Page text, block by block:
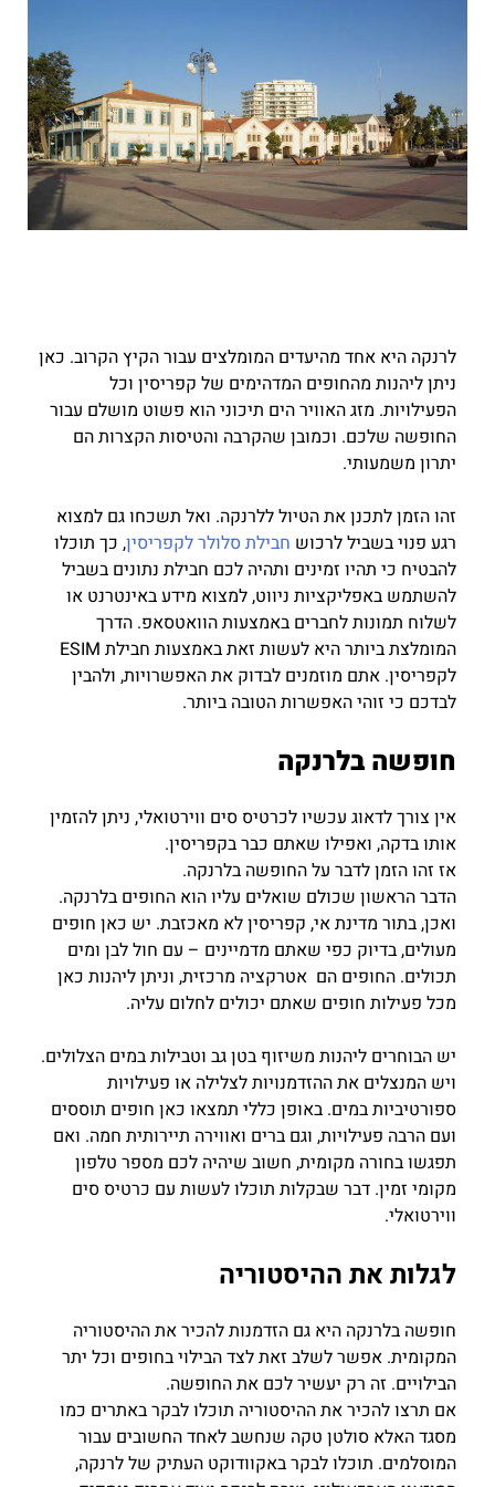
לרנקה היא אחד מהיעדים המומלצים עבור הקיץ הקרוב. כאן
ניתן ליהנות מהחופים המדהימים של קפריסין וכל
הפעילויות. מזג האוויר הים תיכוני הוא פשוט מושלם עבור
החופשה שלכם. וכמובן שהקרבה והטיסות הקצרות הם
יתרון משמעותי.
זהו הזמן לתכנן את הטיול ללרנקה. ואל תשכחו גם למצוא
רגע פנוי בשביל לרכוש חבילת סלולר לקפריסין, כך תוכלו
להבטיח כי תהיו זמינים ותהיה לכם חבילת נתונים בשביל
להשתמש באפליקציות ניווט, למצוא מידע באינטרנט או
לשלוח תמונות לחברים באמצעות הוואטסאפ. הדרך
המומלצת ביותר היא לעשות זאת באמצעות חבילת ESIM
לקפריסין. אתם מוזמנים לבדוק את האפשרויות, ולהבין
לבדכם כי זוהי האפשרות הטובה ביותר.
חופשה בלרנקה
אין צורך לדאוג עכשיו לכרטיס סים ווירטואלי, ניתן להזמין
אותו בדקה, ואפילו שאתם כבר בקפריסין.
אז זהו הזמן לדבר על החופשה בלרנקה.
הדבר הראשון שכולם שואלים עליו הוא החופים בלרנקה.
ואכן, בתור מדינת אי, קפריסין לא מאכזבת. יש כאן חופים
מעולים, בדיוק כפי שאתם מדמיינים – עם חול לבן ומים
תכולים. החופים הם אטרקציה מרכזית, וניתן ליהנות כאן
מכל פעילות חופים שאתם יכולים לחלום עליה.
יש הבוחרים ליהנות משיזוף בטן גב וטבילות במים הצלולים.
ויש המנצלים את ההזדמנויות לצלילה או פעילויות
ספורטיביות במים. באופן כללי תמצאו כאן חופים תוססים
ועם הרבה פעילויות, וגם ברים ואווירה תיירותית חמה. ואם
תפגשו בחורה מקומית, חשוב שיהיה לכם מספר טלפון
מקומי זמין. דבר שבקלות תוכלו לעשות עם כרטיס סים
ווירטואלי.
לגלות את ההיסטוריה
חופשה בלרנקה היא גם הזדמנות להכיר את ההיסטוריה
המקומית. אפשר לשלב זאת לצד הבילוי בחופים וכל יתר
הבילויים. זה רק יעשיר לכם את החופשה.
אם תרצו להכיר את ההיסטוריה תוכלו לבקר באתרים כמו
מסגד האלא סולטן טקה שנחשב לאחד החשובים עבור
המוסלמים. תוכלו לבקר באקוודוקט העתיק של לרנקה,